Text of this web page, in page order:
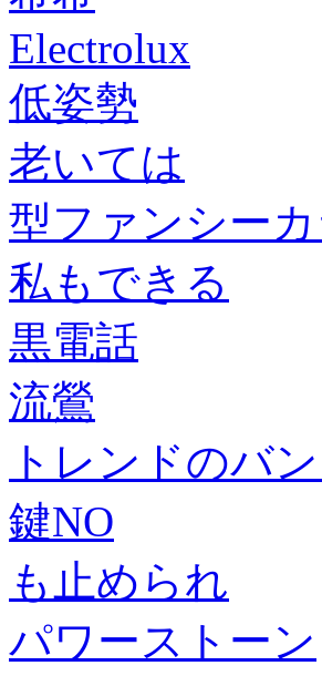
Electrolux
低姿勢
老いては
型ファンシー
私もできる
黒電話
流鶯
トレンドのバ
鍵NO
も止められ
パワーストーン